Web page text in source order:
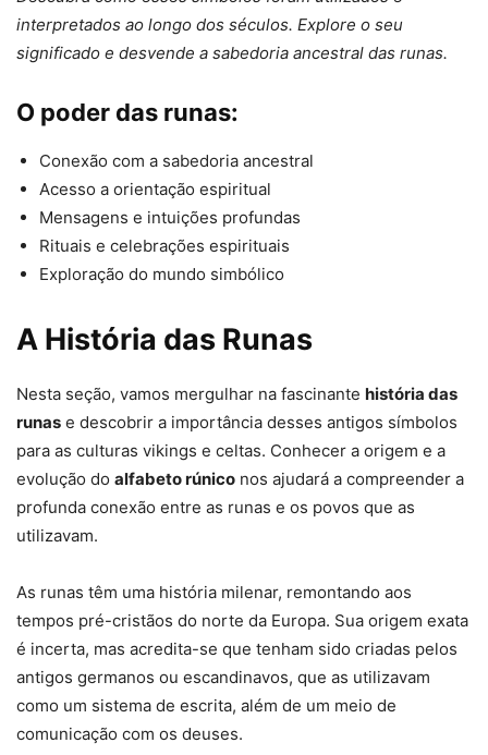
interpretados ao longo dos séculos. Explore o seu
significado e desvende a sabedoria ancestral das runas.
O poder das runas:
Conexão com a sabedoria ancestral
Acesso a orientação espiritual
Mensagens e intuições profundas
Rituais e celebrações espirituais
Exploração do mundo simbólico
A História das Runas
Nesta seção, vamos mergulhar na fascinante história das
runas e descobrir a importância desses antigos símbolos
para as culturas vikings e celtas. Conhecer a origem e a
evolução do alfabeto rúnico nos ajudará a compreender a
profunda conexão entre as runas e os povos que as
utilizavam.
As runas têm uma história milenar, remontando aos
tempos pré-cristãos do norte da Europa. Sua origem exata
é incerta, mas acredita-se que tenham sido criadas pelos
antigos germanos ou escandinavos, que as utilizavam
como um sistema de escrita, além de um meio de
comunicação com os deuses.